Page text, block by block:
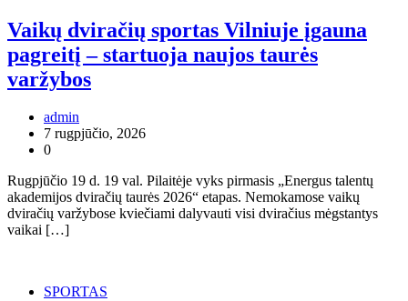
Vaikų dviračių sportas Vilniuje įgauna
pagreitį – startuoja naujos taurės
varžybos
admin
7 rugpjūčio, 2026
0
Rugpjūčio 19 d. 19 val. Pilaitėje vyks pirmasis „Energus talentų
akademijos dviračių taurės 2026“ etapas. Nemokamose vaikų
dviračių varžybose kviečiami dalyvauti visi dviračius mėgstantys
vaikai […]
SPORTAS